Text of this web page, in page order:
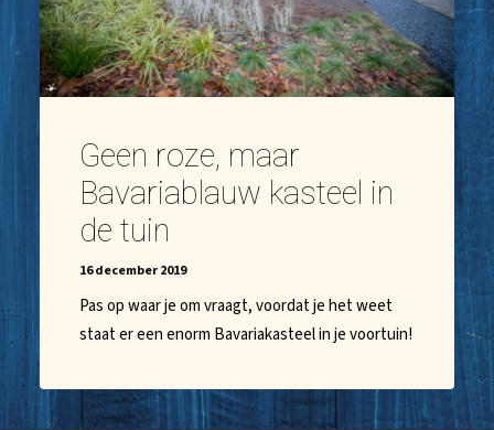
Geen roze, maar
Bavariablauw kasteel in
de tuin
16 december 2019
Pas op waar je om vraagt, voordat je het weet
staat er een enorm Bavariakasteel in je voortuin!